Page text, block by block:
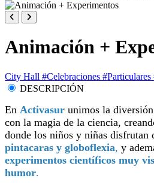
Animación +
City Hall #Celebraciones #Particulares
DESCRIPCIÓN
En Activasur unimos la
con la magia de la ciencia,
donde los niños y niñas disfrutan
pintacaras y globoflexia, y
experimentos científicos muy
humor.